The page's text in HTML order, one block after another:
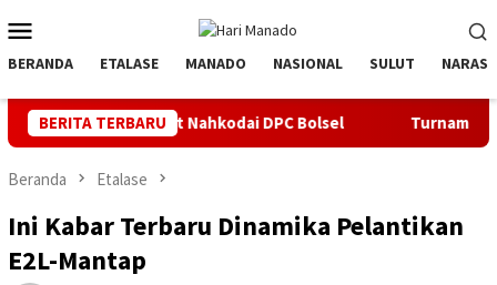
ke
kontenMobile
BERANDA ETALASE MANADO NASIONAL SULUT NARASI
BERITA TERBARU
Nahkodai DPC Bolsel Turnamen BU FC ke 4
Beranda Etalase
Ini Kabar Terbaru Dinamika Pelantikan
E2L-Mantap